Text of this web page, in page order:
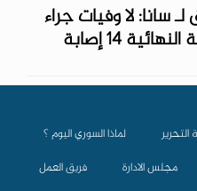
سانا: لا وفيات جراء
14 إصابة
التحرير
لماذا السوري اليوم ؟
مجلس الادارة
فريق العمل